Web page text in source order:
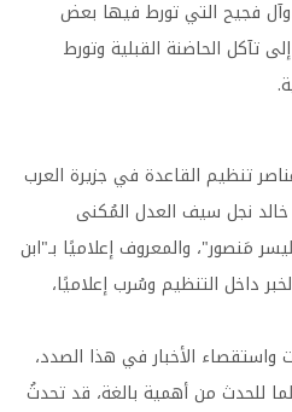
فجيح التي تورط فيها بعض
تآكل الحاضنة القبلية وتورط
تنظيم القاعدة في جزيرة العرب
وفاة خالد نجل سيف العدل المُكنى
مَنصور"، والمعروف إعلاميًا بـ"ابن
داخل التنظيم وسُرب إعلاميًا،
واستقصاء الأخبار في هذا الصدد،
للحدث من أهمية بالغة، قد تحدثُ